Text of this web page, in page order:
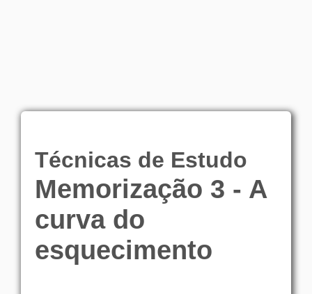
Técnicas de Estudo
Memorização 3 - A
curva do
esquecimento